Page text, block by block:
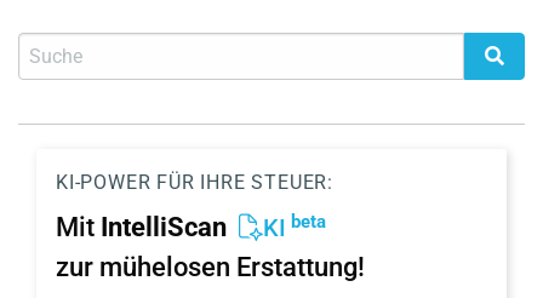
KI-POWER FÜR IHRE STEUER:
Mit IntelliScan KI beta
zur mühelosen Erstattung!